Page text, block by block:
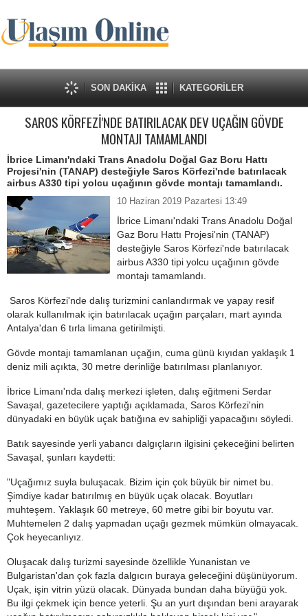
SON DAKİKA KATEGORİLER
SAROS KÖRFEZİ'NDE BATIRILACAK DEV UÇAĞIN GÖVDE
MONTAJI TAMAMLANDI
İbrice Limanı'ndaki Trans Anadolu Doğal Gaz Boru Hattı
Projesi'nin (TANAP) desteğiyle Saros Körfezi'nde batırılacak
airbus A330 tipi yolcu uçağının gövde montajı tamamlandı.
10 Haziran 2019 Pazartesi 13:49
İbrice Limanı'ndaki Trans Anadolu Doğal
Gaz Boru Hattı Projesi'nin (TANAP)
desteğiyle Saros Körfezi'nde batırılacak
airbus A330 tipi yolcu uçağının gövde
montajı tamamlandı.
Saros Körfezi'nde dalış turizmini canlandırmak ve yapay resif
olarak kullanılmak için batırılacak uçağın parçaları, mart ayında
Antalya'dan 6 tırla limana getirilmişti.
Gövde montajı tamamlanan uçağın, cuma günü kıyıdan yaklaşık 1
deniz mili açıkta, 30 metre derinliğe batırılması planlanıyor.
İbrice Limanı'nda dalış merkezi işleten, dalış eğitmeni Serdar
Savaşal, gazetecilere yaptığı açıklamada, Saros Körfezi'nin
dünyadaki en büyük uçak batığına ev sahipliği yapacağını söyledi.
Batık sayesinde yerli yabancı dalgıçların ilgisini çekeceğini belirten
Savaşal, şunları kaydetti:
"Uçağımız suyla buluşacak. Bizim için çok büyük bir nimet bu.
Şimdiye kadar batırılmış en büyük uçak olacak. Boyutları
muhteşem. Yaklaşık 60 metreye, 60 metre gibi bir boyutu var.
Muhtemelen 2 dalış yapmadan uçağı gezmek mümkün olmayacak.
Çok heyecanlıyız.
Oluşacak dalış turizmi sayesinde özellikle Yunanistan ve
Bulgaristan'dan çok fazla dalgıcın buraya geleceğini düşünüyorum.
Uçak, işin vitrin yüzü olacak. Dünyada bundan daha büyüğü yok.
Bu ilgi çekmek için bence yeterli. Şu an yurt dışından beni arayarak